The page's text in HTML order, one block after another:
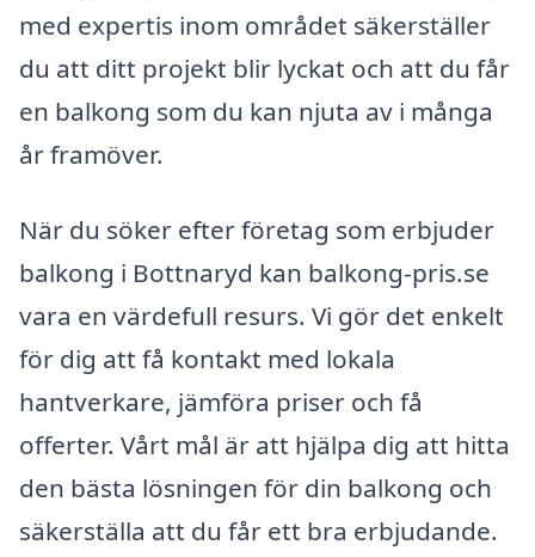
med expertis inom området säkerställer
du att ditt projekt blir lyckat och att du får
en balkong som du kan njuta av i många
år framöver.
När du söker efter företag som erbjuder
balkong i Bottnaryd kan balkong-pris.se
vara en värdefull resurs. Vi gör det enkelt
för dig att få kontakt med lokala
hantverkare, jämföra priser och få
offerter. Vårt mål är att hjälpa dig att hitta
den bästa lösningen för din balkong och
säkerställa att du får ett bra erbjudande.